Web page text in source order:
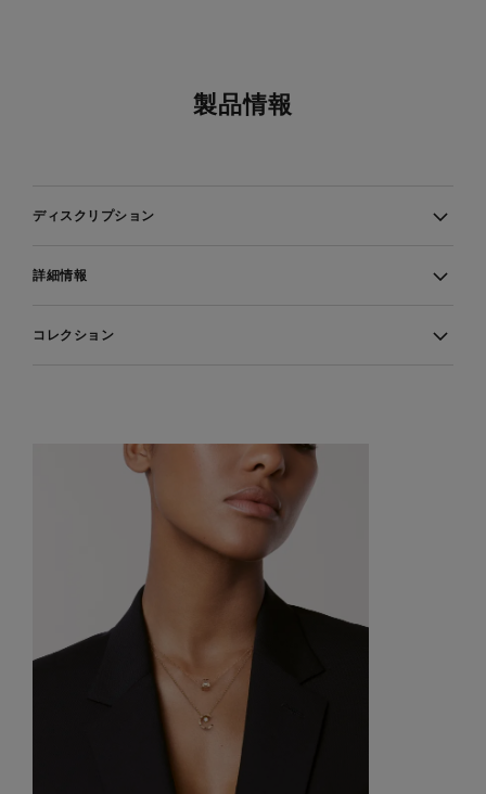
製品情報
ディスクリプション
詳細情報
コレクション